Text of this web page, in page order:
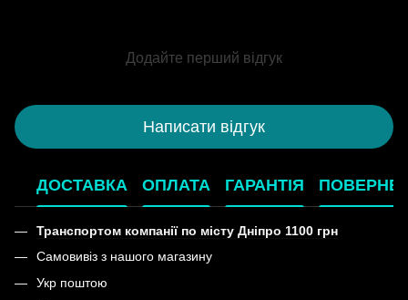
Додайте перший відгук
Написати відгук
ДОСТАВКА ОПЛАТА ГАРАНТІЯ
Транспортом компанії по місту Дніпро 1100 грн
Самовивіз з нашого магазину
Укр поштою